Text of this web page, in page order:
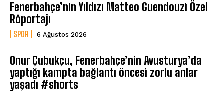
Fenerbahçe’nin Yıldızı Matteo Guendouzi Özel
Röportajı
SPOR 6 Ağustos 2026
Onur Çubukçu, Fenerbahçe’nin Avusturya’da
yaptığı kampta bağlantı öncesi zorlu anlar
yaşadı #shorts